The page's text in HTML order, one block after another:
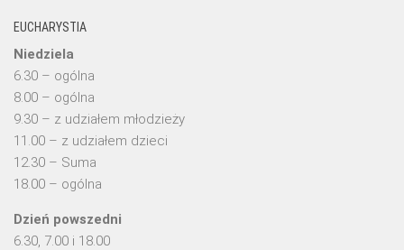
EUCHARYSTIA
Niedziela
6.30 – ogólna
8.00 – ogólna
9.30 – z udziałem młodzieży
11.00 – z udziałem dzieci
12.30 – Suma
18.00 – ogólna
Dzień powszedni
6.30, 7.00 i 18.00